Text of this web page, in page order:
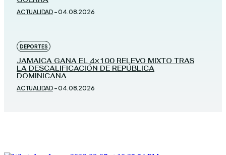
ACTUALIDAD -04.08.2026
DEPORTES
JAMAICA GANA EL 4×100 RELEVO MIXTO TRAS
LA DESCALIFICACIÓN DE REPÚBLICA
DOMINICANA
ACTUALIDAD -04.08.2026